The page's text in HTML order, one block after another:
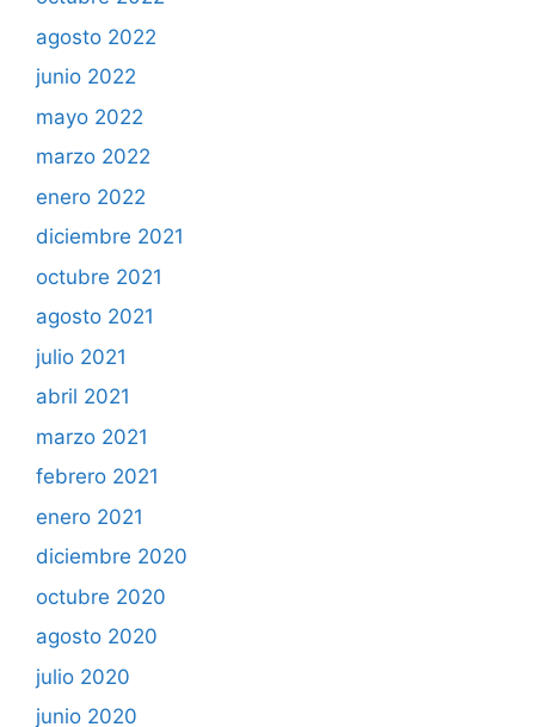
agosto 2022
junio 2022
mayo 2022
marzo 2022
enero 2022
diciembre 2021
octubre 2021
agosto 2021
julio 2021
abril 2021
marzo 2021
febrero 2021
enero 2021
diciembre 2020
octubre 2020
agosto 2020
julio 2020
junio 2020